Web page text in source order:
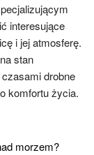
interesujące
i jej atmosferę.
stan
drobne
komfortu życia.
morzem?